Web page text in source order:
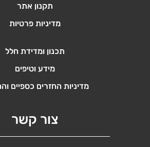
צור קשר
תקנון אתר
מדיניות פרטיות
תכנון ומדידת חלל
מידע וטיפים
מדיניות החזרים כספיים